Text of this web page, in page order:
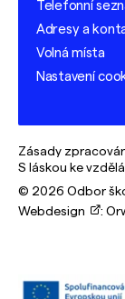
Telefonní
Adresy a
Volná místa
Nastavení
Zásady
S láskou ke
© 2026 Odbor
Webdesign
: